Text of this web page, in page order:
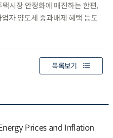
시장 안정화에 매진하는 한편,
자 양도세 중과배제 혜택 등도
목록보기
Prices and Inflation